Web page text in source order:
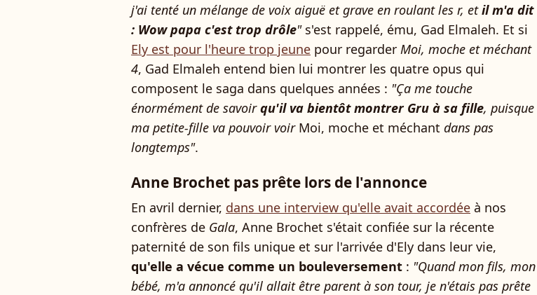
j'ai tenté un mélange de voix aiguë et grave en roulant les r, etil m'a dit
: Wow papa c'est trop drôle"s'est rappelé, ému, Gad Elmaleh. Et si
Ely est pour l'heure trop jeune pour regarder Moi, moche et méchant
4, Gad Elmaleh entend bien lui montrer les quatre opus qui
composent le saga dans quelques années : "Ça me touche
énormément de savoirqu'il va bientôt montrer Gru à sa fille, puisque
ma petite-fille va pouvoir voir Moi, moche et méchant dans pas
longtemps".
Anne Brochet pas prête lors de l'annonce
En avril dernier, dans une interview qu'elle avait accordée à nos
confrères de Gala, Anne Brochet s'était confiée sur la récente
paternité de son fils unique et sur l'arrivée d'Ely dans leur vie,
qu'elle a vécue comme un bouleversement : "Quand mon fils, mon
bébé, m'a annoncé qu'il allait être parent à son tour, je n'étais pas prête